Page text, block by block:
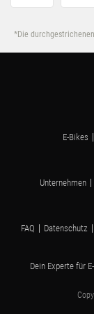
*Die
E-Bikes
Unternehmen
FAQ Datenschutz
Dein Experte für